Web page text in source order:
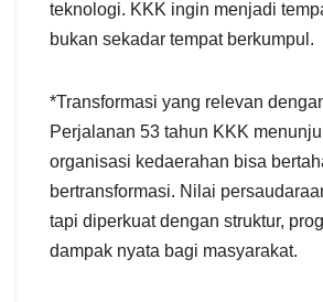
teknologi. KKK ingin menjadi
bukan sekadar tempat berkumpul.
*Transformasi yang relevan
Perjalanan 53 tahun KKK
organisasi kedaerahan bisa
bertransformasi. Nilai
tapi diperkuat dengan struktur,
dampak nyata bagi masyarakat.